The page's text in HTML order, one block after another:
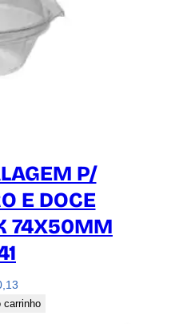
P/
E DOCE
74X50MM
carrinho